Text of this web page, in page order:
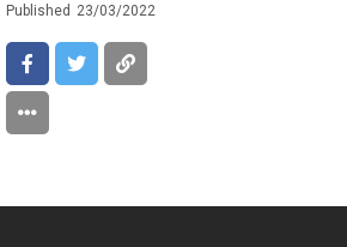
Published 23/03/2022